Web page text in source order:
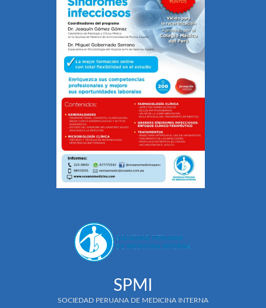
SPMI
SOCIEDAD PERUANA DE MEDICINA INTERNA